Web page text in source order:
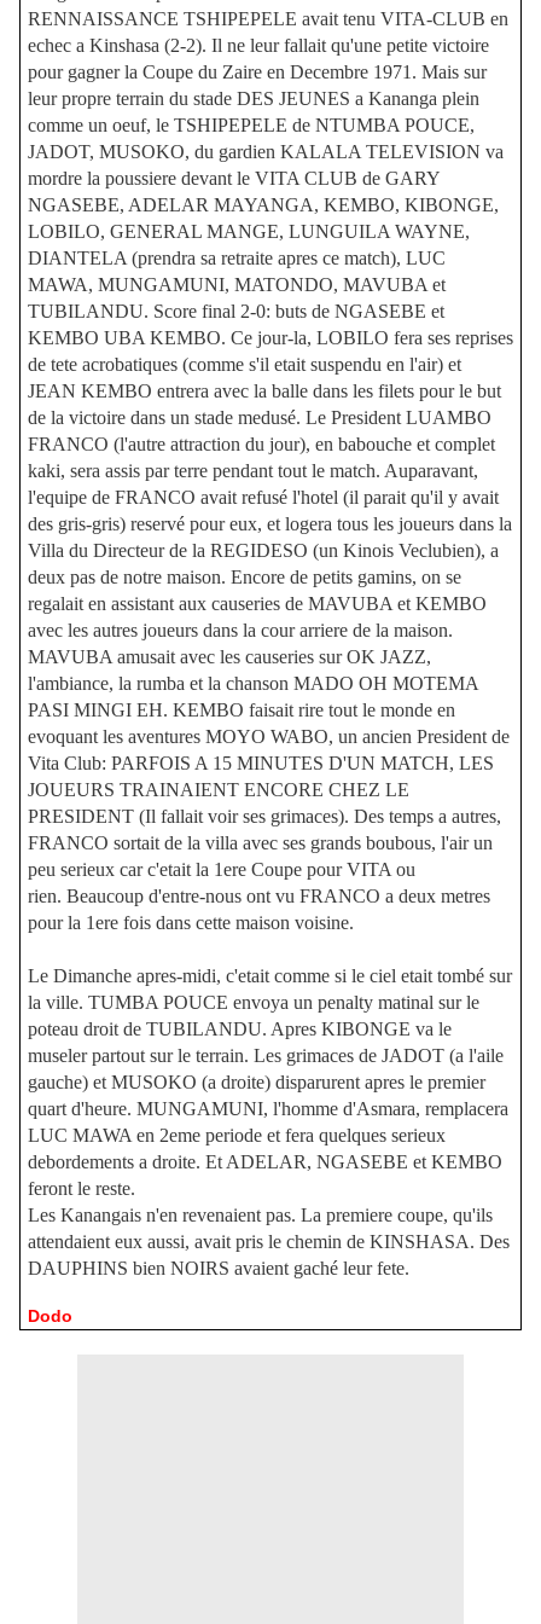
RENNAISSANCE TSHIPEPELE avait tenu VITA-CLUB en
echec a Kinshasa (2-2). Il ne leur fallait qu'une petite victoire
pour gagner la Coupe du Zaire en Decembre 1971. Mais sur
leur propre terrain du stade DES JEUNES a Kananga plein
comme un oeuf, le TSHIPEPELE de NTUMBA POUCE,
JADOT, MUSOKO, du gardien KALALA TELEVISION va
mordre la poussiere devant le VITA CLUB de GARY
NGASEBE, ADELAR MAYANGA, KEMBO, KIBONGE,
LOBILO, GENERAL MANGE, LUNGUILA WAYNE,
DIANTELA (prendra sa retraite apres ce match), LUC
MAWA, MUNGAMUNI, MATONDO, MAVUBA et
TUBILANDU. Score final 2-0: buts de NGASEBE et
KEMBO UBA KEMBO. Ce jour-la, LOBILO fera ses reprises
de tete acrobatiques (comme s'il etait suspendu en l'air) et
JEAN KEMBO entrera avec la balle dans les filets pour le but
de la victoire dans un stade medusé. Le President LUAMBO
FRANCO (l'autre attraction du jour), en babouche et complet
kaki, sera assis par terre pendant tout le match. Auparavant,
l'equipe de FRANCO avait refusé l'hotel (il parait qu'il y avait
des gris-gris) reservé pour eux, et logera tous les joueurs dans la
Villa du Directeur de la REGIDESO (un Kinois Veclubien), a
deux pas de notre maison. Encore de petits gamins, on se
regalait en assistant aux causeries de MAVUBA et KEMBO
avec les autres joueurs dans la cour arriere de la maison.
MAVUBA amusait avec les causeries sur OK JAZZ,
l'ambiance, la rumba et la chanson MADO OH MOTEMA
PASI MINGI EH. KEMBO faisait rire tout le monde en
evoquant les aventures MOYO WABO, un ancien President de
Vita Club: PARFOIS A 15 MINUTES D'UN MATCH, LES
JOUEURS TRAINAIENT ENCORE CHEZ LE
PRESIDENT (Il fallait voir ses grimaces). Des temps a autres,
FRANCO sortait de la villa avec ses grands boubous, l'air un
peu serieux car c'etait la 1ere Coupe pour VITA ou
rien. Beaucoup d'entre-nous ont vu FRANCO a deux metres
pour la 1ere fois dans cette maison voisine.
Le Dimanche apres-midi, c'etait comme si le ciel etait tombé sur
la ville. TUMBA POUCE envoya un penalty matinal sur le
poteau droit de TUBILANDU. Apres KIBONGE va le
museler partout sur le terrain. Les grimaces de JADOT (a l'aile
gauche) et MUSOKO (a droite) disparurent apres le premier
quart d'heure. MUNGAMUNI, l'homme d'Asmara, remplacera
LUC MAWA en 2eme periode et fera quelques serieux
debordements a droite. Et ADELAR, NGASEBE et KEMBO
feront le reste.
Les Kanangais n'en revenaient pas. La premiere coupe, qu'ils
attendaient eux aussi, avait pris le chemin de KINSHASA. Des
DAUPHINS bien NOIRS avaient gaché leur fete.
Dodo